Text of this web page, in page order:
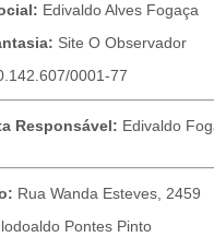
Edivaldo Alves Fogaça
Site O Observador
0001-77
Responsável: Edivaldo
Rua Wanda Esteves, 2459
Pontes Pinto